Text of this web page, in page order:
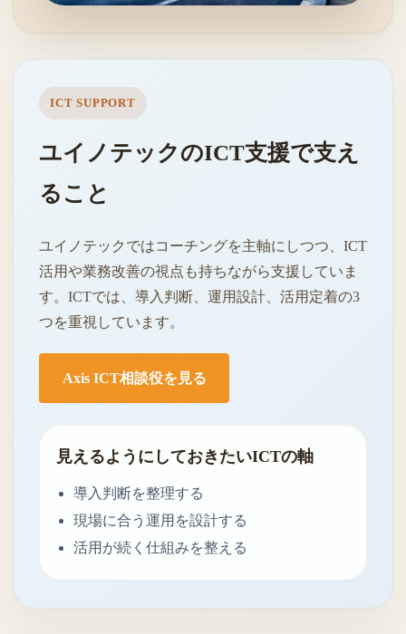
ICT SUPPORT
ユイノテックのICT支援で支え
ること
ユイノテックではコーチングを主軸にしつつ、ICT
活用や業務改善の視点も持ちながら支援していま
す。ICTでは、導入判断、運用設計、活用定着の3
つを重視しています。
Axis ICT相談役を見る
見えるようにしておきたいICTの軸
導入判断を整理する
現場に合う運用を設計する
活用が続く仕組みを整える